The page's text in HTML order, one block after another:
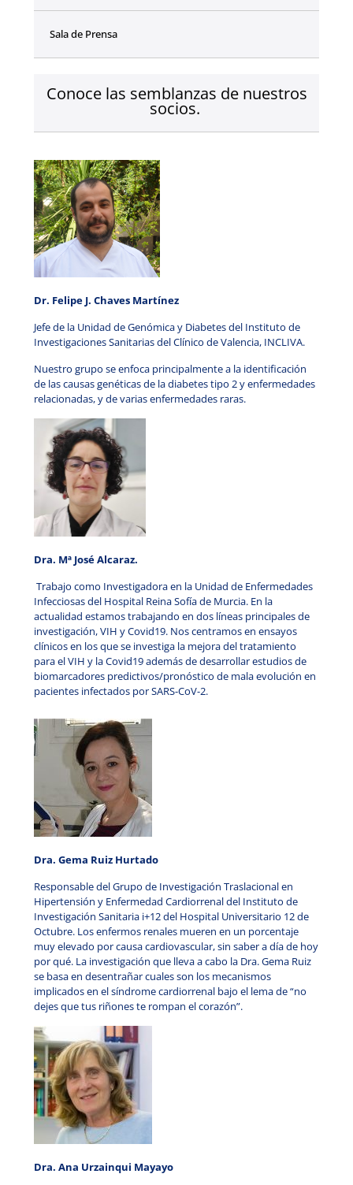
Sala de Prensa
Conoce las semblanzas de nuestros
socios.
Dr. Felipe J. Chaves Martínez
Jefe de la Unidad de Genómica y Diabetes del Instituto de
Investigaciones Sanitarias del Clínico de Valencia, INCLIVA.
Nuestro grupo se enfoca principalmente a la identificación
de las causas genéticas de la diabetes tipo 2 y enfermedades
relacionadas, y de varias enfermedades raras.
Dra. Mª José Alcaraz.
Trabajo como Investigadora en la Unidad de Enfermedades
Infecciosas del Hospital Reina Sofía de Murcia. En la
actualidad estamos trabajando en dos líneas principales de
investigación, VIH y Covid19. Nos centramos en ensayos
clínicos en los que se investiga la mejora del tratamiento
para el VIH y la Covid19 además de desarrollar estudios de
biomarcadores predictivos/pronóstico de mala evolución en
pacientes infectados por SARS-CoV-2.
Dra. Gema Ruiz Hurtado
Responsable del Grupo de Investigación Traslacional en
Hipertensión y Enfermedad Cardiorrenal del Instituto de
Investigación Sanitaria i+12 del Hospital Universitario 12 de
Octubre. Los enfermos renales mueren en un porcentaje
muy elevado por causa cardiovascular, sin saber a día de hoy
por qué. La investigación que lleva a cabo la Dra. Gema Ruiz
se basa en desentrañar cuales son los mecanismos
implicados en el síndrome cardiorrenal bajo el lema de “no
dejes que tus riñones te rompan el corazón”.
Dra. Ana Urzainqui Mayayo